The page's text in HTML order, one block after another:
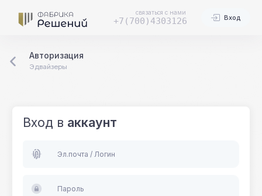
связаться с нами
+7(700)4303126 Вход
Авторизация
Эдвайзеры
Вход в аккаунт
Эл.почта / Логин
Пароль